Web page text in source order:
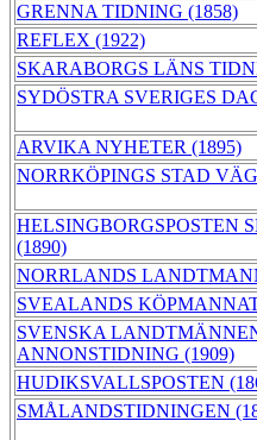
GRENNA TIDNING (1858)
REFLEX (1922)
SKARABORGS LÄNS
SYDÖSTRA SVERIGES
ARVIKA NYHETER (1895)
NORRKÖPINGS STAD
HELSINGBORGSPOSTEN
(1890)
NORRLANDS
SVEALANDS
SVENSKA
ANNONSTIDNING (1909)
HUDIKSVALLSPOSTEN
SMÅLANDSTIDNINGEN